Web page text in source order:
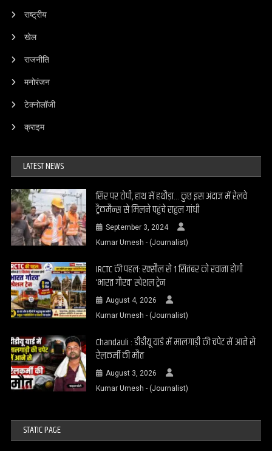
राष्ट्रीय
खेल
राजनीति
मनोरंजन
टेक्नोलॉजी
क्राइम
LATEST NEWS
सिर पर टोपी, हाथ में हथौड़ा… कुछ इस अंदाज में रेलवे
ट्रैकमैन्स से मिलने पहुंचे राहुल गांधी
September 3, 2024
Kumar Umesh - (Journalist)
IRCTC की पहल: रक्सौल से 1 सितंबर को रवाना होगी
‘भारत गौरव’ स्पेशल ट्रेन
August 4, 2026
Kumar Umesh - (Journalist)
Chandauli : डीडीयू यार्ड में मालगाड़ी की चपेट में आने से
रेलकर्मी की मौत
August 3, 2026
Kumar Umesh - (Journalist)
STATIC PAGE